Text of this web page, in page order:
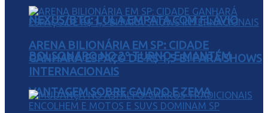
NEXUS/BTG: LULA EMPATA COM FLÁVIO
BOLSONARO NO 2º TURNO E MANTÉM
VANTAGEM SOBRE CAIADO E ZEMA
ARENA BILIONÁRIA EM SP: CIDADE
GANHARÁ ESPAÇO DE R$ 1,5 BI PARA SHOWS
INTERNACIONAIS